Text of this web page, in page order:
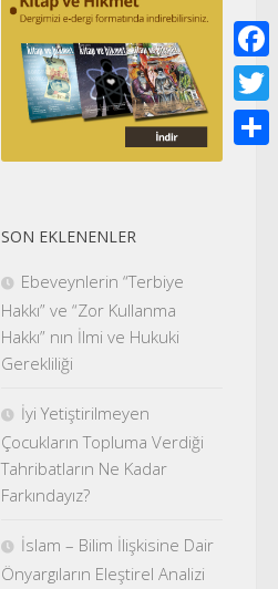
SON EKLENENLER
Ebeveynlerin “Terbiye
Hakkı” ve “Zor Kullanma
Hakkı” nın İlmi ve Hukuki
Gerekliliği
İyi Yetiştirilmeyen
Çocukların Topluma Verdiği
Tahribatların Ne Kadar
Farkındayız?
İslam – Bilim İlişkisine Dair
Önyargıların Eleştirel Analizi